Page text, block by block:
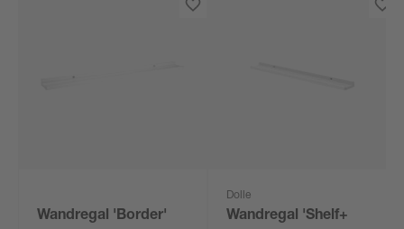
Wandregal 'Border'
Dolle
Wandregal 'Shelf+